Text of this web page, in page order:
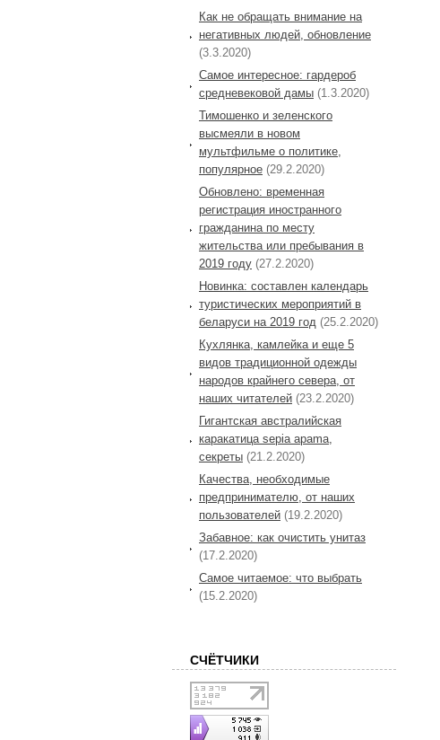
Как не обращать внимание на
негативных людей, обновление
(3.3.2020)
Самое интересное: гардероб
средневековой дамы (1.3.2020)
Тимошенко и зеленского
высмеяли в новом
мультфильме о политике,
популярное (29.2.2020)
Обновлено: временная
регистрация иностранного
гражданина по месту
жительства или пребывания в
2019 году (27.2.2020)
Новинка: составлен календарь
туристических мероприятий в
беларуси на 2019 год (25.2.2020)
Кухлянка, камлейка и еще 5
видов традиционной одежды
народов крайнего севера, от
наших читателей (23.2.2020)
Гигантская австралийская
каракатица sepia apama,
секреты (21.2.2020)
Качества, необходимые
предпринимателю, от наших
пользователей (19.2.2020)
Забавное: как очистить унитаз
(17.2.2020)
Самое читаемое: что выбрать
(15.2.2020)
СЧЁТЧИКИ